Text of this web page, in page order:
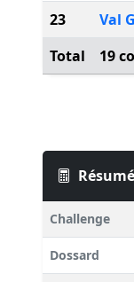
23
Val
Total
19
Challenge
Dossard